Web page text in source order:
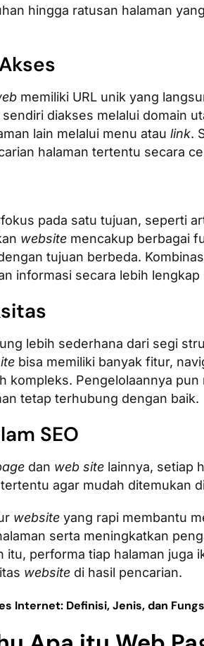
hingga ratusan halaman
memiliki URL unik yang
sendiri diakses melalui domain
lain melalui menu atau link.
halaman tertentu secara
pada satu tujuan, seperti
website mencakup berbagai
tujuan berbeda.
informasi secara lebih
lebih sederhana dari segi
bisa memiliki banyak fitur,
kompleks. Pengelolaannya
tetap terhubung dengan baik.
SEO
dan web site lainnya, setiap
tertentu agar mudah ditemukan
website yang rapi membantu
serta meningkatkan
itu, performa tiap halaman juga
website di hasil pencarian.
Internet: Definisi, Jenis, dan